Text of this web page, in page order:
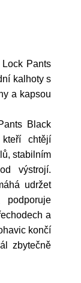
Pants
kalhoty s
a kapsou
Black
chtějí
stabilním
výstrojí.
udržet
a
končí
zbytečně